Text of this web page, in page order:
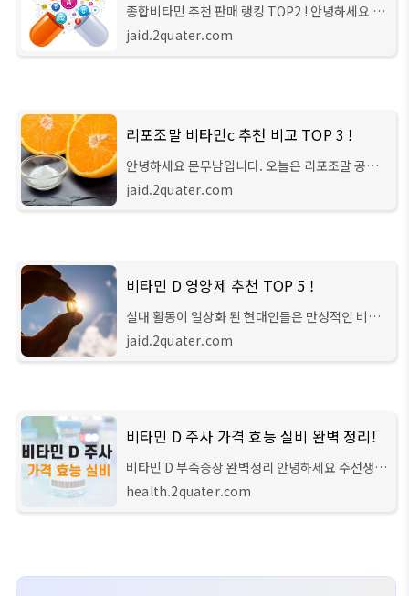
종합비타민 추천 판매 랭킹 TOP2 ! 안녕하세요 문
무남입니다. 오늘은 시중에서 가장 평점 좋고 판매
량이 많은 종합비타민 제품 2가지를 추천해 드리려
jaid.2quater.com
리포조말 비타민c 추천 비교 TOP 3 !
안녕하세요 문무남입니다. 오늘은 리포조말 공법
으로 제조된 '리포조말 비타민c'에 대해 알아보고,
국내를 비롯한 전 세계적으로 유명한 리포조말 비
jaid.2quater.com
비타민 D 영양제 추천 TOP 5 !
실내 활동이 일상화 된 현대인들은 만성적인 비타
민 D 부족증상을 앓고 있는데요, 이로 인해 뼈가 약
화되는 시기인 중장년 시기부터는 비타민 D 주사
jaid.2quater.com
비타민 D 주사 가격 효능 실비 완벽 정리!
비타민 D 부족증상 완벽정리 안녕하세요 주선생입
니다. 오늘은 현대인들이 만성적으로 앓고 있는 결
핍증인 비타민D 부족증상에 대해 다루어보려 합니
health.2quater.com